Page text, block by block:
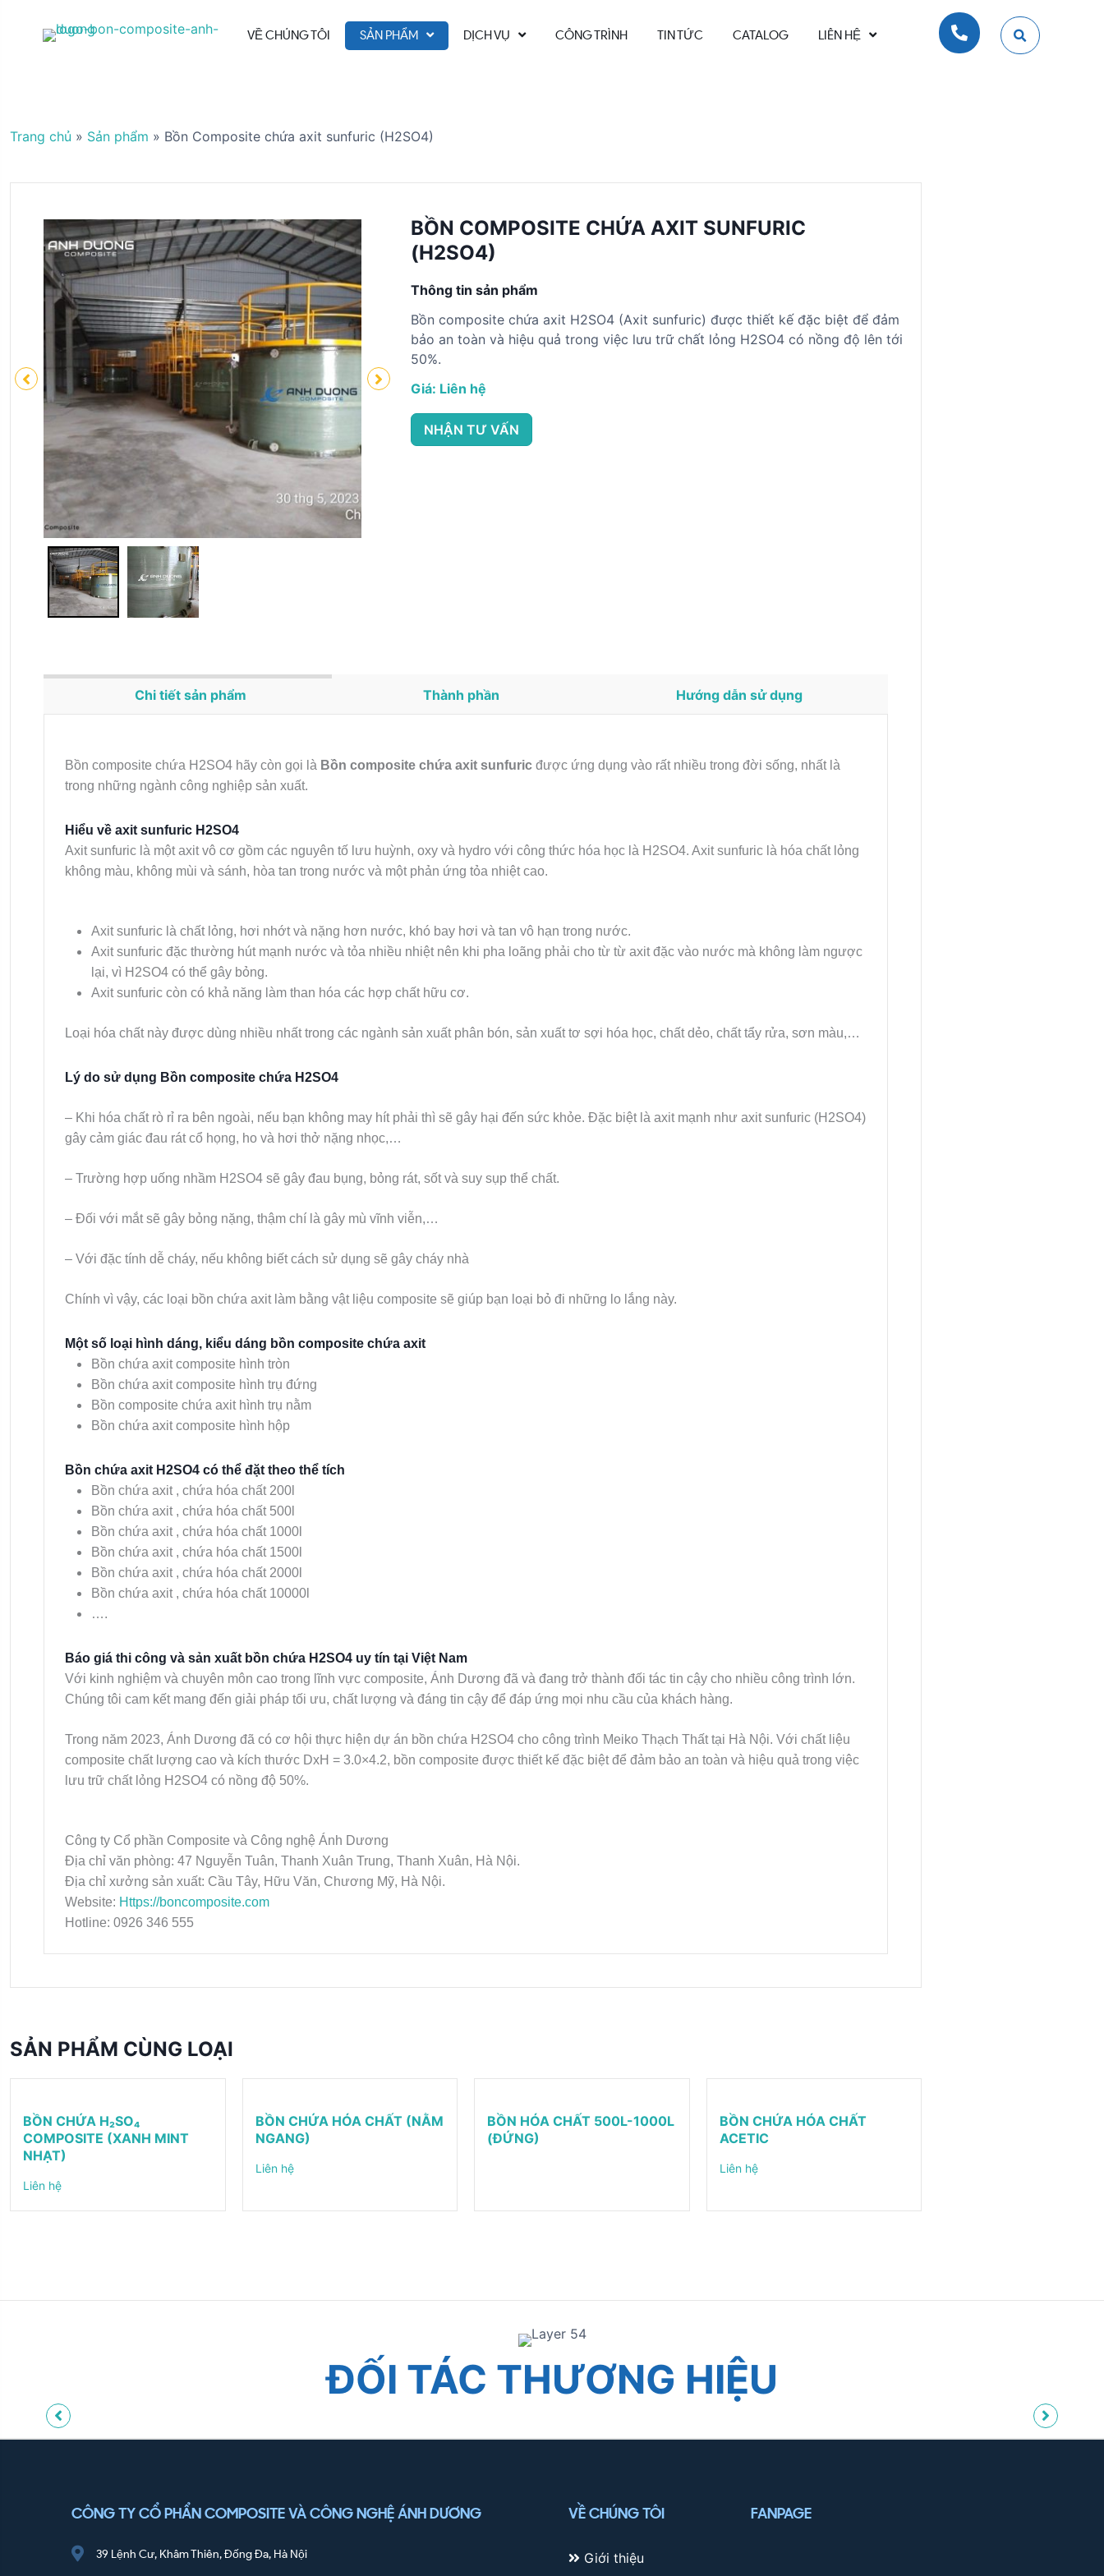
VỀ CHÚNG TÔI SẢN PHẨM DỊCH VỤ CÔNG TRÌNH TIN TỨC CATALOG LIÊN HỆ
Trang chủ » Sản phẩm » Bồn Composite chứa axit sunfuric (H2SO4)
BỒN COMPOSITE CHỨA AXIT SUNFURIC
(H2SO4)
Thông tin sản phẩm
Bồn composite chứa axit H2SO4 (Axit sunfuric) được thiết kế đặc biệt để đảm
bảo an toàn và hiệu quả trong việc lưu trữ chất lỏng H2SO4 có nồng độ lên tới
50%.
Giá: Liên hệ
NHẬN TƯ VẤN
Chi tiết sản phẩm Thành phần Hướng dẫn sử dụng
Bồn composite chứa H2SO4 hãy còn gọi là Bồn composite chứa axit sunfuric được ứng dụng vào rất nhiều trong đời sống, nhất là
trong những ngành công nghiệp sản xuất.
Hiểu về axit sunfuric H2SO4
Axit sunfuric là một axit vô cơ gồm các nguyên tố lưu huỳnh, oxy và hydro với công thức hóa học là H2SO4. Axit sunfuric là hóa chất lỏng
không màu, không mùi và sánh, hòa tan trong nước và một phản ứng tỏa nhiệt cao.
Axit sunfuric là chất lỏng, hơi nhớt và nặng hơn nước, khó bay hơi và tan vô hạn trong nước.
Axit sunfuric đặc thường hút mạnh nước và tỏa nhiều nhiệt nên khi pha loãng phải cho từ từ axit đặc vào nước mà không làm ngược
lại, vì H2SO4 có thể gây bỏng.
Axit sunfuric còn có khả năng làm than hóa các hợp chất hữu cơ.
Loại hóa chất này được dùng nhiều nhất trong các ngành sản xuất phân bón, sản xuất tơ sợi hóa học, chất dẻo, chất tẩy rửa, sơn màu,…
Lý do sử dụng Bồn composite chứa H2SO4
– Khi hóa chất rò rỉ ra bên ngoài, nếu bạn không may hít phải thì sẽ gây hại đến sức khỏe. Đặc biệt là axit mạnh như axit sunfuric (H2SO4)
gây cảm giác đau rát cổ họng, ho và hơi thở nặng nhọc,…
– Trường hợp uống nhầm H2SO4 sẽ gây đau bụng, bỏng rát, sốt và suy sụp thể chất.
– Đối với mắt sẽ gây bỏng nặng, thậm chí là gây mù vĩnh viễn,…
– Với đặc tính dễ cháy, nếu không biết cách sử dụng sẽ gây cháy nhà
Chính vì vậy, các loại bồn chứa axit làm bằng vật liệu composite sẽ giúp bạn loại bỏ đi những lo lắng này.
Một số loại hình dáng, kiểu dáng bồn composite chứa axit
Bồn chứa axit composite hình tròn
Bồn chứa axit composite hình trụ đứng
Bồn composite chứa axit hình trụ nằm
Bồn chứa axit composite hình hộp
Bồn chứa axit H2SO4 có thể đặt theo thể tích
Bồn chứa axit , chứa hóa chất 200l
Bồn chứa axit , chứa hóa chất 500l
Bồn chứa axit , chứa hóa chất 1000l
Bồn chứa axit , chứa hóa chất 1500l
Bồn chứa axit , chứa hóa chất 2000l
Bồn chứa axit , chứa hóa chất 10000l
….
Báo giá thi công và sản xuất bồn chứa H2SO4 uy tín tại Việt Nam
Với kinh nghiệm và chuyên môn cao trong lĩnh vực composite, Ánh Dương đã và đang trở thành đối tác tin cậy cho nhiều công trình lớn.
Chúng tôi cam kết mang đến giải pháp tối ưu, chất lượng và đáng tin cậy để đáp ứng mọi nhu cầu của khách hàng.
Trong năm 2023, Ánh Dương đã có cơ hội thực hiện dự án bồn chứa H2SO4 cho công trình Meiko Thạch Thất tại Hà Nội. Với chất liệu
composite chất lượng cao và kích thước DxH = 3.0×4.2, bồn composite được thiết kế đặc biệt để đảm bảo an toàn và hiệu quả trong việc
lưu trữ chất lỏng H2SO4 có nồng độ 50%.
Công ty Cổ phần Composite và Công nghệ Ánh Dương
Địa chỉ văn phòng: 47 Nguyễn Tuân, Thanh Xuân Trung, Thanh Xuân, Hà Nội.
Địa chỉ xưởng sản xuất: Cầu Tây, Hữu Văn, Chương Mỹ, Hà Nội.
Website: Https://boncomposite.com
Hotline: 0926 346 555
SẢN PHẨM CÙNG LOẠI
BỒN CHỨA H₂SO₄
COMPOSITE (XANH MINT
NHẠT)
Liên hệ
BỒN CHỨA HÓA CHẤT (NẰM
NGANG)
Liên hệ
BỒN HÓA CHẤT 500L-1000L
(ĐỨNG)
BỒN CHỨA HÓA CHẤT
ACETIC
Liên hệ
ĐỐI TÁC THƯƠNG HIỆU
CÔNG TY CỔ PHẨN COMPOSITE VÀ CÔNG NGHỆ ÁNH DƯƠNG
39 Lệnh Cư, Khâm Thiên, Đống Đa, Hà Nội
VỀ CHÚNG TÔI
Giới thiệu
FANPAGE